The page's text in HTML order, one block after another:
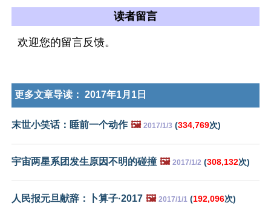
读者留言
欢迎您的留言反馈。
更多文章导读： 2017年1月1日
末世小笑话：睡前一个动作 🖼️ 2017/1/3 (334,769次)
宇宙两星系团发生原因不明的碰撞 🖼️ 2017/1/2 (308,132次)
人民报元旦献辞：卜算子·2017 🖼️ 2017/1/1 (192,096次)